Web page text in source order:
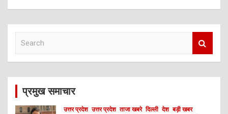
c
प्रमुख समाचार
उत्तर प्रदेश उत्तर प्रदेश ताजा खबरे दिल्ली देश बड़ी खबर